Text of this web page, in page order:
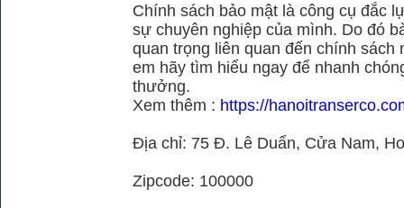
Chính sách bảo mật là công cụ đắc
sự chuyên nghiệp của mình. Do đó
quan trọng liên quan đến chính
em hãy tìm hiểu ngay để nhanh
thưởng.
Xem thêm : https://
Địa chỉ: 75 Đ. Lê Duẩn, Cửa Nam,
Zipcode: 100000